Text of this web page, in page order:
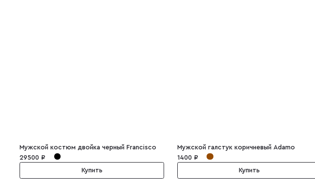
Мужской костюм двойка черный Francisco
29500 ₽
Купить
Мужской галстук коричневый Adamo
1400 ₽
Купить